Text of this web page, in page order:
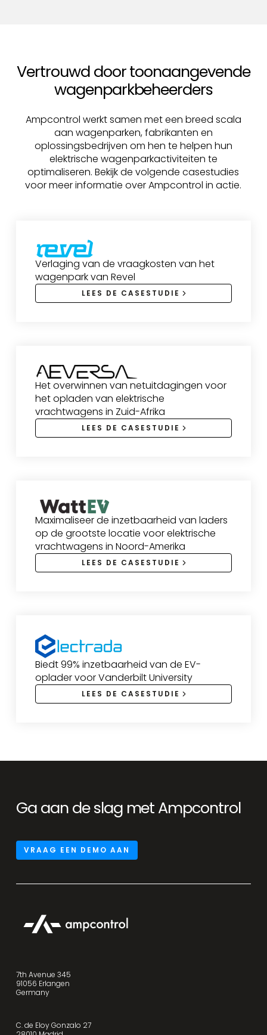
Vertrouwd door toonaangevende
wagenparkbeheerders
Ampcontrol werkt samen met een breed scala
aan wagenparken, fabrikanten en
oplossingsbedrijven om hen te helpen hun
elektrische wagenparkactiviteiten te
optimaliseren. Bekijk de volgende casestudies
voor meer informatie over Ampcontrol in actie.
Verlaging van de vraagkosten van het
wagenpark van Revel
LEES DE CASESTUDIE
Het overwinnen van netuitdagingen voor
het opladen van elektrische
vrachtwagens in Zuid-Afrika
LEES DE CASESTUDIE
Maximaliseer de inzetbaarheid van laders
op de grootste locatie voor elektrische
vrachtwagens in Noord-Amerika
LEES DE CASESTUDIE
Biedt 99% inzetbaarheid van de EV-
oplader voor Vanderbilt University
LEES DE CASESTUDIE
Ga aan de slag met Ampcontrol
VRAAG EEN DEMO AAN
7th Avenue 345
91056 Erlangen
Germany
C. de Eloy Gonzalo 27